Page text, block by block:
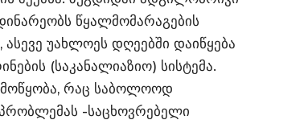
წყალმომარაგების
უახლოეს დღეებში დაიწყება
(საკანალიაზიო) სისტემა.
მოწყობა, რაც საბოლოოდ
-საცხოვრებელი